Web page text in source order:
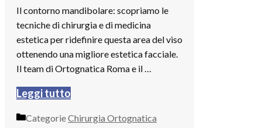
Il contorno mandibolare: scopriamo le
tecniche di chirurgia e di medicina
estetica per ridefinire questa area del viso
ottenendo una migliore estetica facciale.
Il team di Ortognatica Roma e il …
Leggi tutto
CategorieChirurgia Ortognatica